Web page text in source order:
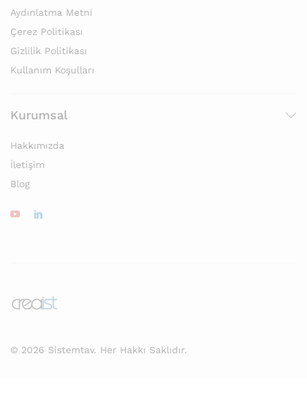
Aydınlatma Metni
Çerez Politikası
Gizlilik Politikası
Kullanım Koşulları
Kurumsal
Hakkımızda
İletişim
Blog
© 2026 Sistemtav. Her Hakkı Saklıdır.